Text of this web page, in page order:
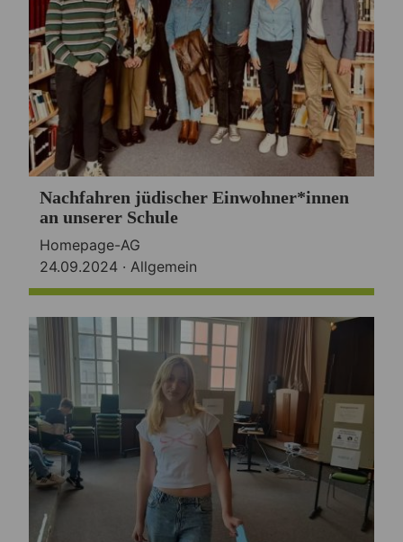
Nachfahren jüdischer Einwohner*innen
an unserer Schule
Homepage-AG
24.09.2024 · Allgemein